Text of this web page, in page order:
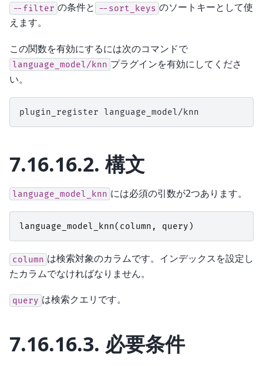
--filter の条件と --sort_keys のソートキーとして使
えます。
この関数を有効にするには次のコマンドで
language_model/knn プラグインを有効にしてくださ
い。
plugin_register
7.16.16.2. 構文
language_model_knn には必須の引数が2つあります。
language_model_knn( column , query )
column は検索対象のカラムです。インデックスを設定し
たカラムでなければなりません。
query は検索クエリです。
7.16.16.3. 必要条件